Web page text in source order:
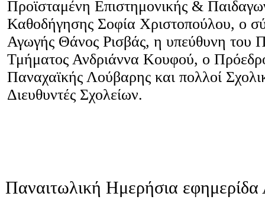
Προϊσταμένη Επιστημονικής &
Καθοδήγησης Σοφία Χριστοπούλου, ο
Αγωγής Θάνος Ρισβάς, η υπεύθυνη του
Τμήματος Ανδριάννα Κουφού, ο
Παναχαϊκής Λούβαρης και πολλοί
Διευθυντές Σχολείων.
Παναιτωλική Ημερήσια εφημερίδα